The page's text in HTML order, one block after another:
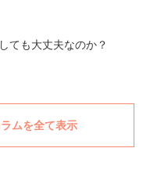
ても大丈夫なのか？
ムを全て表示